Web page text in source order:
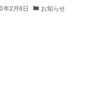
年2月6日 お知らせ